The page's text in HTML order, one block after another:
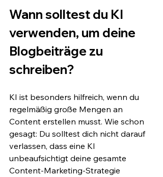
Wann solltest du KI
verwenden, um deine
Blogbeiträge zu
schreiben?
KI ist besonders hilfreich, wenn du
regelmäßig große Mengen an
Content erstellen musst. Wie schon
gesagt: Du solltest dich nicht darauf
verlassen, dass eine KI
unbeaufsichtigt deine gesamte
Content-Marketing-Strategie